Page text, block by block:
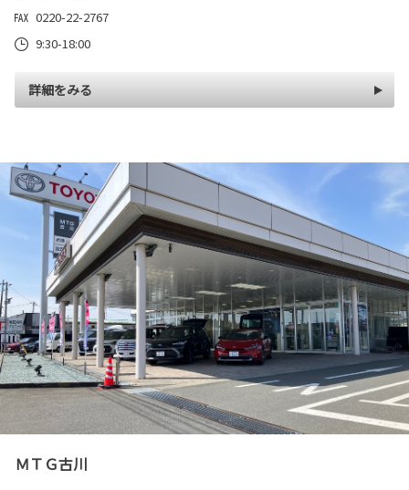
0220-22-2767
9:30-18:00
詳細をみる
ＭＴＧ古川